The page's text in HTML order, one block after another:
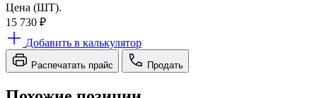
Цена (ШТ).
15 730 ₽
Добавить в калькулятор
Распечатать прайс Продать